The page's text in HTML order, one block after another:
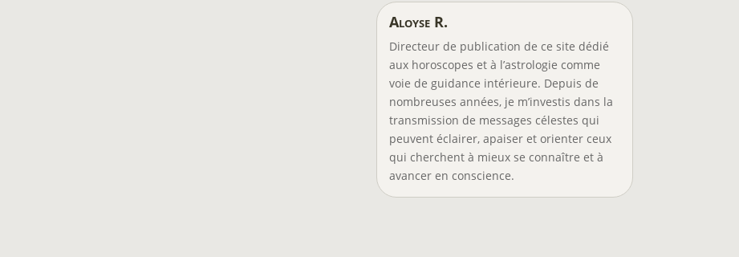
Aloyse R.
Directeur de publication de ce site dédié
aux horoscopes et à l’astrologie comme
voie de guidance intérieure. Depuis de
nombreuses années, je m’investis dans la
transmission de messages célestes qui
peuvent éclairer, apaiser et orienter ceux
qui cherchent à mieux se connaître et à
avancer en conscience.